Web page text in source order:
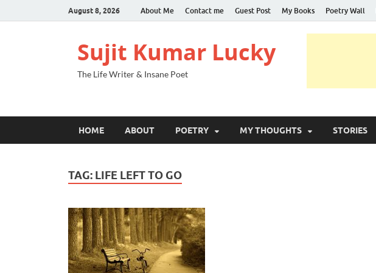
August 8, 2026 About Me Contact me Guest Post My Books Poetry Wall
Sujit Kumar Lucky
The Life Writer & Insane Poet
HOME ABOUT POETRY MY THOUGHTS STORIES
TAG: LIFE LEFT TO GO